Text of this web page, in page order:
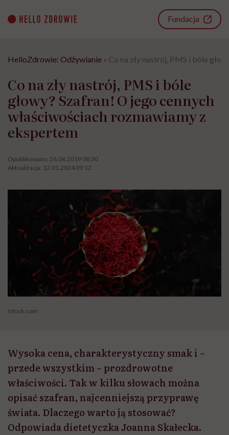
content
Fundacja
HelloZdrowie: Odżywianie › Co na zły nastrój, PMS i bóle
Co na zły nastrój, PMS i bóle
głowy? Szafran! O jego cennych
właściwościach rozmawiamy z
ekspertem
Opublikowano: 26.06.2019 08:30
Aktualizacja: 12.01.2024 09:12
Istock.com
Wysoka cena, charakterystyczny smak i –
przede wszystkim – prozdrowotne
właściwości. Tak w kilku słowach można
opisać szafran, najcenniejszą przyprawę
świata. Dlaczego warto ją stosować?
Odpowiada dietetyczka Joanna Skałecka.